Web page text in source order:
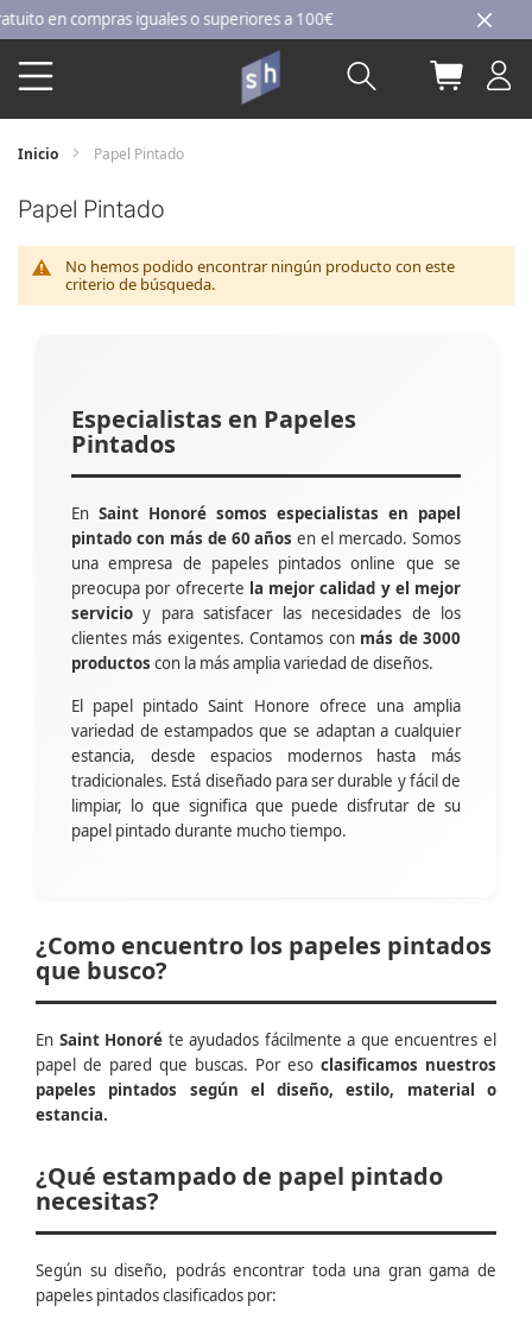
Ir
al
contenido
en compras iguales o superiores a 100€
Buscar Mi
Inicio Papel Pintado
Papel Pintado
No hemos podido encontrar ningún producto con este
criterio de búsqueda.
Especialistas en Papeles
Pintados
En Saint Honoré somos especialistas en papel
pintado con más de 60 años en el mercado. Somos
una empresa de papeles pintados online que se
preocupa por ofrecerte la mejor calidad y el mejor
servicio y para satisfacer las necesidades de los
clientes más exigentes. Contamos con más de 3000
productos con la más amplia variedad de diseños.
El papel pintado Saint Honore ofrece una amplia
variedad de estampados que se adaptan a cualquier
estancia, desde espacios modernos hasta más
tradicionales. Está diseñado para ser durable y fácil de
limpiar, lo que significa que puede disfrutar de su
papel pintado durante mucho tiempo.
¿Como encuentro los papeles pintados
que busco?
En Saint Honoré te ayudados fácilmente a que encuentres el
papel de pared que buscas. Por eso clasificamos nuestros
papeles pintados según el diseño, estilo, material o
estancia.
¿Qué estampado de papel pintado
necesitas?
Según su diseño, podrás encontrar toda una gran gama de
papeles pintados clasificados por: